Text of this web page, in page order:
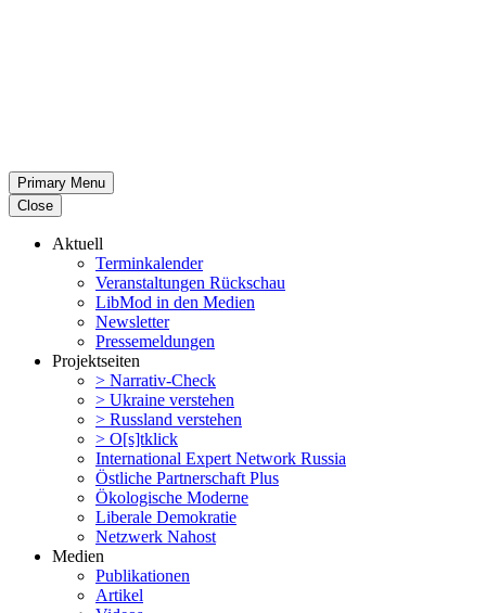
Primary Menu
Close
Aktuell
Termin­ka­lender
Veran­stal­tungen Rückschau
LibMod in den Medien
Newsletter
Presse­mel­dungen
Projekt­seiten
> Narrativ-Check
> Ukraine verstehen
> Russland verstehen
> O[s]tklick
Inter­na­tional Expert Network Russia
Östliche Partner­schaft Plus
Ökolo­gische Moderne
Liberale Demokratie
Netzwerk Nahost
Medien
Publi­ka­tionen
Artikel